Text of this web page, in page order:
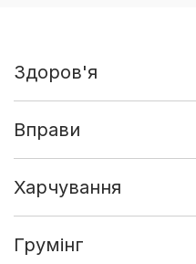
Здоров'я
Вправи
Харчування
Грумінг